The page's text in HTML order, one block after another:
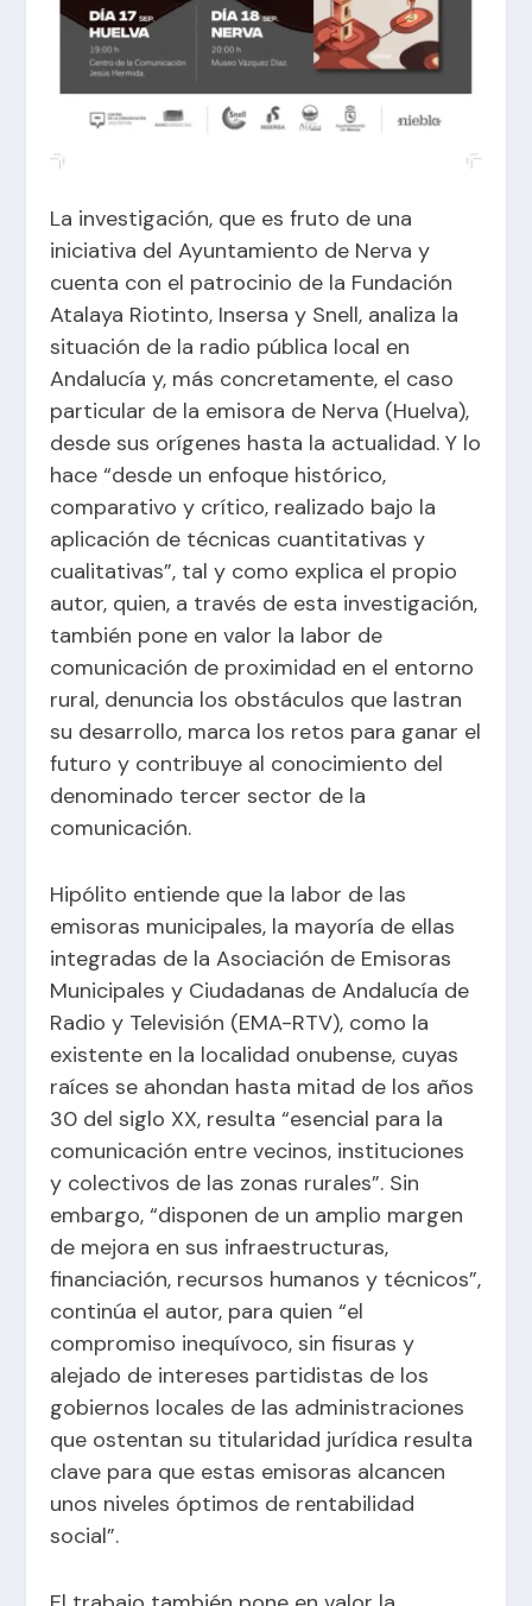
La investigación, que es fruto de una
iniciativa del Ayuntamiento de Nerva y
cuenta con el patrocinio de la Fundación
Atalaya Riotinto, Insersa y Snell, analiza la
situación de la radio pública local en
Andalucía y, más concretamente, el caso
particular de la emisora de Nerva (Huelva),
desde sus orígenes hasta la actualidad. Y lo
hace “desde un enfoque histórico,
comparativo y crítico, realizado bajo la
aplicación de técnicas cuantitativas y
cualitativas”, tal y como explica el propio
autor, quien, a través de esta investigación,
también pone en valor la labor de
comunicación de proximidad en el entorno
rural, denuncia los obstáculos que lastran
su desarrollo, marca los retos para ganar el
futuro y contribuye al conocimiento del
denominado tercer sector de la
comunicación.
Hipólito entiende que la labor de las
emisoras municipales, la mayoría de ellas
integradas de la Asociación de Emisoras
Municipales y Ciudadanas de Andalucía de
Radio y Televisión (EMA-RTV), como la
existente en la localidad onubense, cuyas
raíces se ahondan hasta mitad de los años
30 del siglo XX, resulta “esencial para la
comunicación entre vecinos, instituciones
y colectivos de las zonas rurales”. Sin
embargo, “disponen de un amplio margen
de mejora en sus infraestructuras,
financiación, recursos humanos y técnicos”,
continúa el autor, para quien “el
compromiso inequívoco, sin fisuras y
alejado de intereses partidistas de los
gobiernos locales de las administraciones
que ostentan su titularidad jurídica resulta
clave para que estas emisoras alcancen
unos niveles óptimos de rentabilidad
social”.